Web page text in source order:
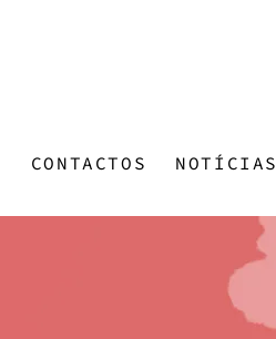
CONTACTOS NOTÍCIAS